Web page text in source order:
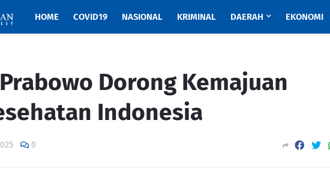
HOME COVID19 NASIONAL KRIMINAL DAERAH EKONOMI
Dorong Kemajuan
Indonesia
0